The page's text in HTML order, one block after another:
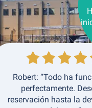
Robert: “Todo ha
perfectamente.
reservación hasta la